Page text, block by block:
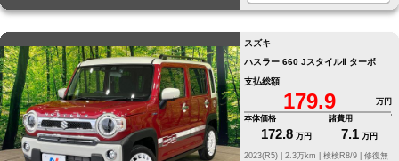
スズキ
ハスラー 660 JスタイルⅡ ターボ
支払総額
179.9
万円
本体価格
172.8 万円
諸費用
7.1 万円
修復無